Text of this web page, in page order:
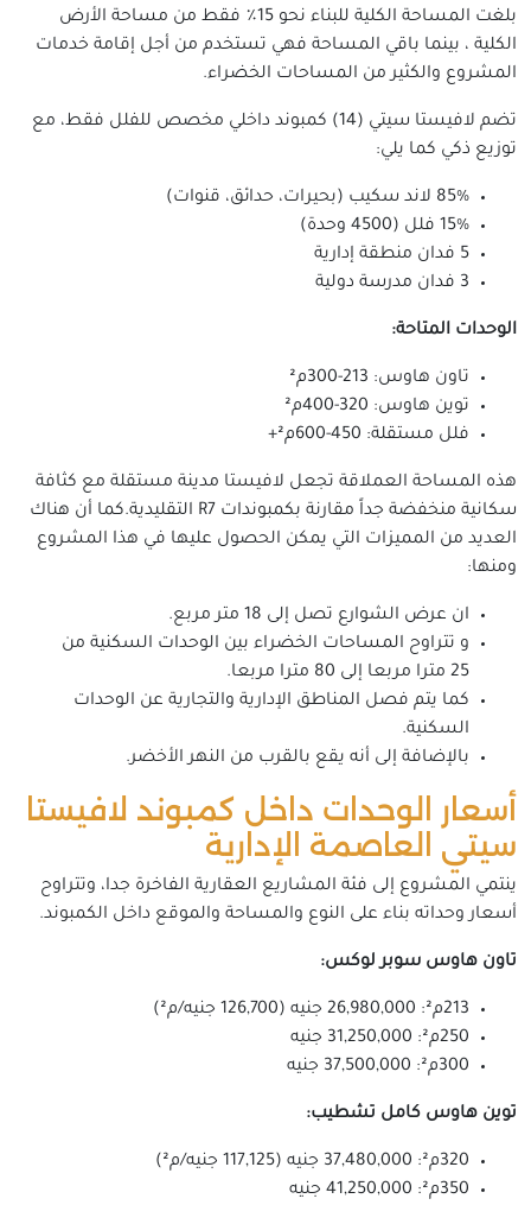
بلغت المساحة الكلية للبناء نحو 15٪ فقط من مساحة الأرض
الكلية ، بينما باقي المساحة فهي تستخدم من أجل إقامة خدمات
المشروع والكثير من المساحات الخضراء.
تضم لافيستا سيتي (14) كمبوند داخلي مخصص للفلل فقط، مع
توزيع ذكي كما يلي:
85% لاند سكيب (بحيرات، حدائق، قنوات)
15% فلل (4500 وحدة)
5 فدان منطقة إدارية
3 فدان مدرسة دولية
الوحدات المتاحة:
تاون هاوس: 213-300م²
توين هاوس: 320-400م²
فلل مستقلة: 450-600م²+
هذه المساحة العملاقة تجعل لافيستا مدينة مستقلة مع كثافة
سكانية منخفضة جداً مقارنة بكمبوندات R7 التقليدية.كما أن هناك
العديد من المميزات التي يمكن الحصول عليها في هذا المشروع
ومنها:
ان عرض الشوارع تصل إلى 18 متر مربع.
و تتراوح المساحات الخضراء بين الوحدات السكنية من
25 مترا مربعا إلى 80 مترا مربعا.
كما يتم فصل المناطق الإدارية والتجارية عن الوحدات
السكنية.
بالإضافة إلى أنه يقع بالقرب من النهر الأخضر.
أسعار الوحدات داخل كمبوند لافيستا
سيتي العاصمة الإدارية
ينتمي المشروع إلى فئة المشاريع العقارية الفاخرة جدا، وتتراوح
أسعار وحداته بناء على النوع والمساحة والموقع داخل الكمبوند.
تاون هاوس سوبر لوكس:
213م²: 26,980,000 جنيه (126,700 جنيه/م²)
250م²: 31,250,000 جنيه
300م²: 37,500,000 جنيه
توين هاوس كامل تشطيب:
320م²: 37,480,000 جنيه (117,125 جنيه/م²)
350م²: 41,250,000 جنيه